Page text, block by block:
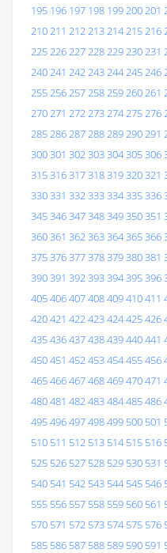
195 196 197 198 199200201
210211 212213214215216
225226227228229230231
240241 242243244245246
255256257258259260261
270271 272273274275276
285286287288289290291
300301 302303304305306
315316317318319320321
330331 332333334335336
345346347348349350351
360361 362363364365366
375376377378379380381
390391 392393394395396
405406407408409410411
420421 422423424425426
435436437438439440441
450451 452453454455456
465466467468469470471
480481 482483484485486
495496497498499 500 501
510 511 512 513 514 515 516
525 526 527 528 529 530 531
540 541 542 543 544 545 546
555 556 557 558 559 560 561
570 571 572 573 574 575 576
585 586 587 588 589 590 591